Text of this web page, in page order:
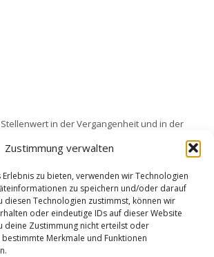
Zustimmung verwalten
zu bieten, verwenden wir Technologien
zu speichern und/oder darauf
diesen Technologien zustimmst, können wir
oder eindeutige IDs auf dieser Website
deine Zustimmung nicht erteilst oder
Merkmale und Funktionen
ihr Stellenwert in der
und in der Zukunft
Kundenbewertungen und Erfahrungen zu
EM Global Service AG